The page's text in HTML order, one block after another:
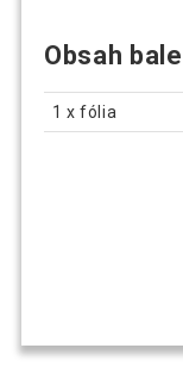
Obsah
1 x fólia